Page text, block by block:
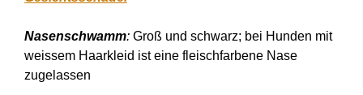
Nasenschwamm: Groß und schwarz; bei Hunden mit
weissem Haarkleid ist eine fleischfarbene Nase
zugelassen